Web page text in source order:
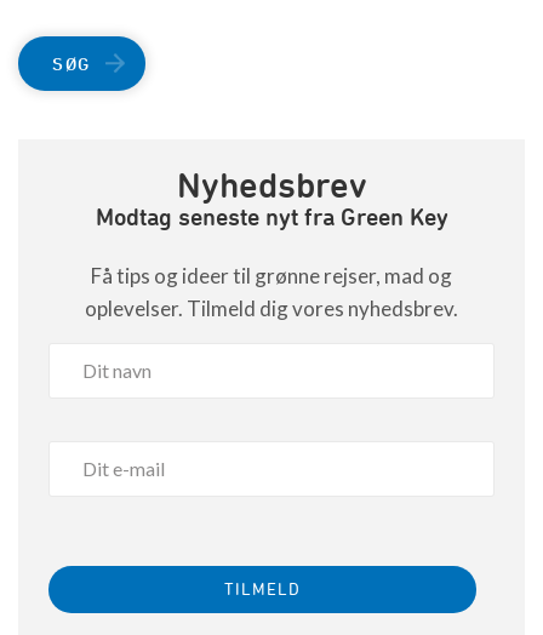
SØG
Nyhedsbrev
Modtag seneste nyt fra Green Key
Få tips og ideer til grønne rejser, mad og
oplevelser. Tilmeld dig vores nyhedsbrev.